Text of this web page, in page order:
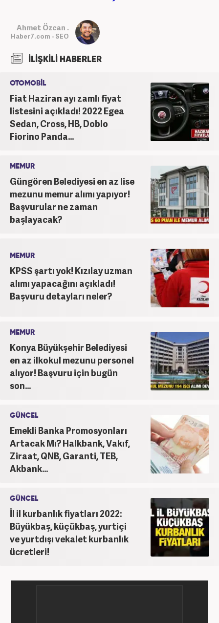
Ahmet Özcan .
Haber7.com - SEO
İLİŞKİLİ HABERLER
OTOMOBİL
Fiat Haziran ayı zamlı fiyat
listesini açıkladı! 2022 Egea
Sedan, Cross, HB, Doblo
Fiorino Panda...
MEMUR
Güngören Belediyesi en az lise
mezunu memur alımı yapıyor!
Başvurular ne zaman
başlayacak?
MEMUR
KPSS şartı yok! Kızılay uzman
alımı yapacağını açıkladı!
Başvuru detayları neler?
MEMUR
Konya Büyükşehir Belediyesi
en az ilkokul mezunu personel
alıyor! Başvuru için bugün
son...
GÜNCEL
Emekli Banka Promosyonları
Artacak Mı? Halkbank, Vakıf,
Ziraat, QNB, Garanti, TEB,
Akbank...
GÜNCEL
İl il kurbanlık fiyatları 2022:
Büyükbaş, küçükbaş, yurtiçi
ve yurtdışı vekalet kurbanlık
ücretleri!